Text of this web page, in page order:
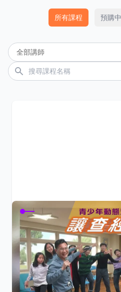
所有課程 預購中
讓查經動起來
青少年動態式小組查經帶領技巧
小陽光e學園